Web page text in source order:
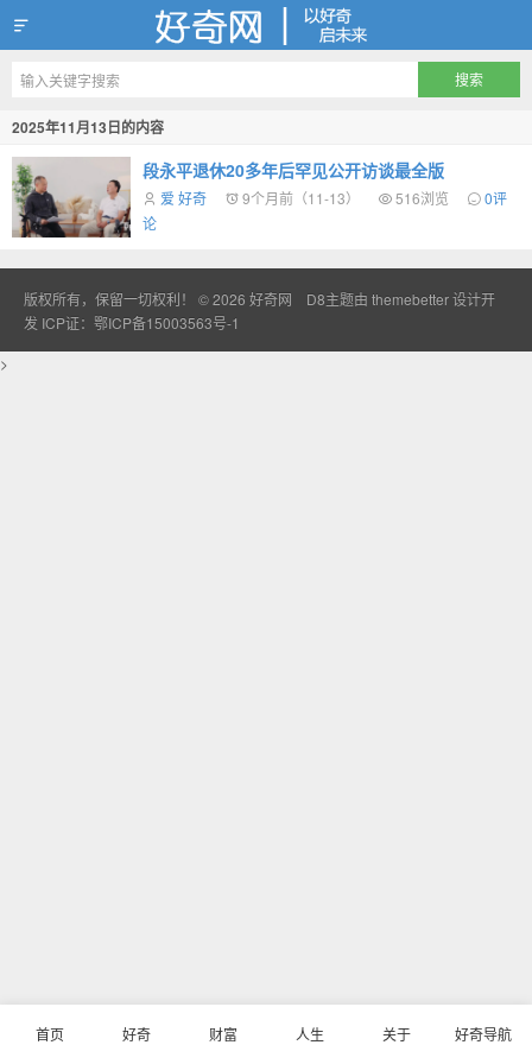
好奇网
2025年11月13日的内容
段永平退休20多年后罕见公开访谈最全版
爱 好奇 9个月前（11-13） 516浏览
0评
论
版权所有，保留一切权利！ © 2026 好奇网 D8主题由 themebetter设计开
发 ICP证：鄂ICP备15003563号-1
首页 好奇 财富 人生 关于 好奇导航
>